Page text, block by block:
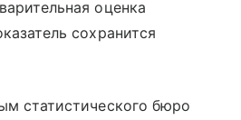
оценка
сохранится
статистического бюро